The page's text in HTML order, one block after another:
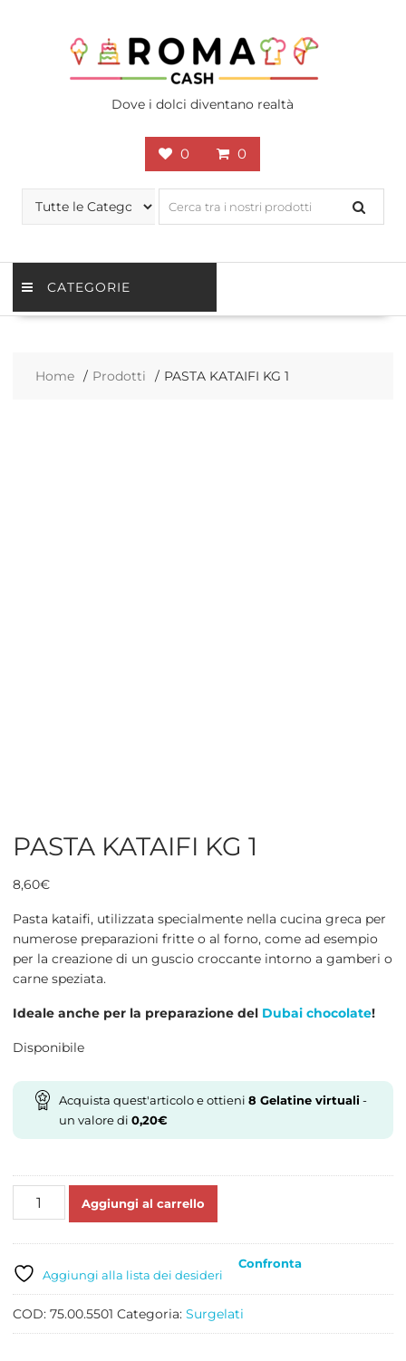
Dove i dolci diventano realtà
0 0
CATEGORIE
Home Prodotti PASTA KATAIFI KG 1
PASTA KATAIFI KG 1
8,60€
Pasta kataifi, utilizzata specialmente nella cucina greca per
numerose preparazioni fritte o al forno, come ad esempio
per la creazione di un guscio croccante intorno a gamberi o
carne speziata.
Ideale anche per la preparazione del Dubai chocolate!
Disponibile
Acquista quest'articolo e ottieni 8 Gelatine virtuali-
un valore di 0,20€
PASTA
quantità
Aggiungi al carrello
Aggiungi alla lista dei desideri
Confronta
COD: 75.00.5501 Categoria: Surgelati